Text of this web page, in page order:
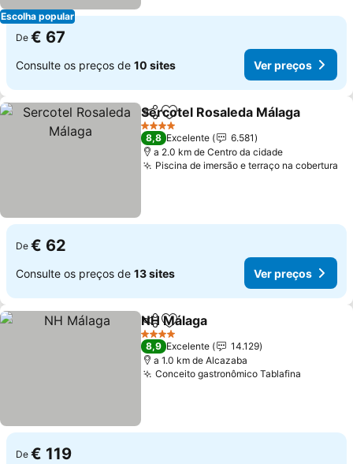
Escolha popular
De € 67
Consulte os preços de 10 sites Ver preços
PartilharAdicionar aos favoritos
Sercotel Rosaleda Málaga
4 Estrelas
8,8 Excelente
6.581
a 2.0 km de Centro da cidade
Piscina de imersão e terraço na cobertura
De € 62
Consulte os preços de 13 sites Ver preços
PartilharAdicionar aos favoritos
NH Málaga
4 Estrelas
8,9 Excelente
14.129
a 1.0 km de Alcazaba
Conceito gastronômico Tablafina
De € 119